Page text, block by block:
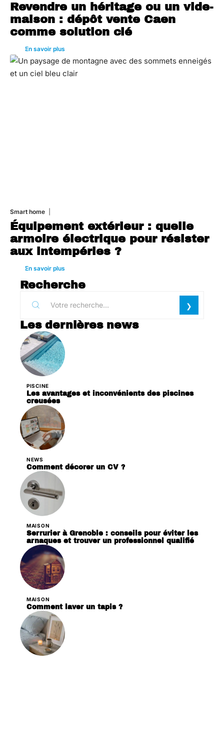
Revendre un héritage ou un vide-
maison : dépôt vente Caen
comme solution clé
En savoir plus
Smart home
Équipement extérieur : quelle
armoire électrique pour résister
aux intempéries ?
En savoir plus
Recherche
Les dernières news
PISCINE
Les avantages et inconvénients des piscines
creusées
NEWS
Comment décorer un CV ?
MAISON
Serrurier à Grenoble : conseils pour éviter les
arnaques et trouver un professionnel qualifié
MAISON
Comment laver un tapis ?